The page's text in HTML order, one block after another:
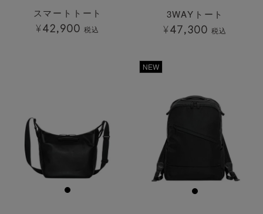
スマートトート
¥42,900 税込
3WAYトート
¥47,300 税込
NEW